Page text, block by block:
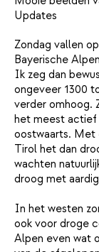
Updates
Zondag vallen
Bayerische
Ik zeg dan
ongeveer 1300
verder omhoog.
het meest actief
oostwaarts. Met
Tirol het dan
wachten
droog met
In het westen
ook voor droge
Alpen even wat